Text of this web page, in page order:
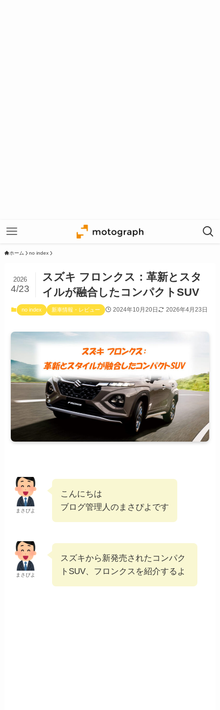
ホーム no index
スズキ フロンクス：革新とスタ
イルが融合したコンパクトSUV
2026
4/23
no index 新車情報・レビュー 2024年10月20日 2026年4月23日
まさぴよ
こんにちは
ブログ管理人のまさぴよです
まさぴよ
スズキから新発売されたコンパク
トSUV、フロンクスを紹介するよ